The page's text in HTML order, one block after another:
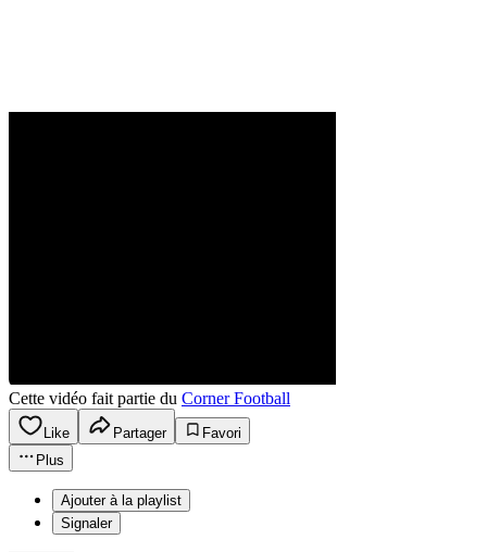
Cette vidéo fait partie du Corner Football
Like Partager
Favori
Plus
Ajouter à la playlist
Signaler